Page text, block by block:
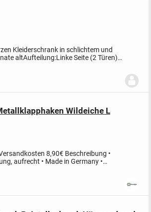
Kleiderschrank in schlichtem und
altAufteilung:Linke Seite (2 Türen):
und...
Wildeiche L
8,90€ Beschreibung •
aufrecht • Made in Germany •
schwarz...